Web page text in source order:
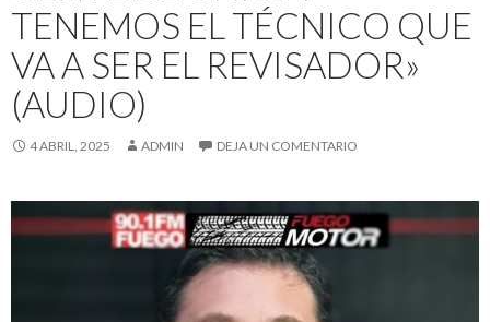
TENEMOS EL TÉCNICO QUE
VA A SER EL REVISADOR»
(AUDIO)
4 ABRIL, 2025 ADMIN DEJA UN COMENTARIO